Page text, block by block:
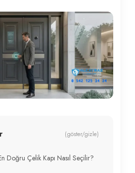
(göster/gizle)
Doğru Çelik Kapı Nasıl Seçilir?